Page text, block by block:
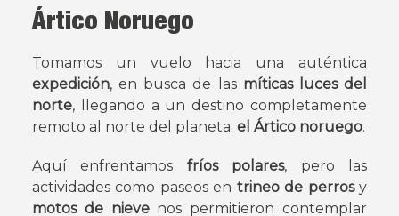
Ártico Noruego
Tomamos un vuelo hacia una auténtica
expedición, en busca de las míticas luces del
norte, llegando a un destino completamente
remoto al norte del planeta: el Ártico noruego.
Aquí enfrentamos fríos polares, pero las
actividades como paseos en trineo de perrosy
motos de nievenos permitieron contemplar